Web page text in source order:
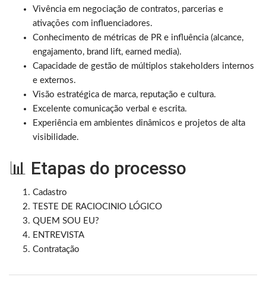
Vivência em negociação de contratos, parcerias e
ativações com influenciadores.
Conhecimento de métricas de PR e influência (alcance,
engajamento, brand lift, earned media).
Capacidade de gestão de múltiplos stakeholders internos
e externos.
Visão estratégica de marca, reputação e cultura.
Excelente comunicação verbal e escrita.
Experiência em ambientes dinâmicos e projetos de alta
visibilidade.
📊 Etapas do processo
Cadastro
TESTE DE RACIOCINIO LÓGICO
QUEM SOU EU?
ENTREVISTA
Contratação